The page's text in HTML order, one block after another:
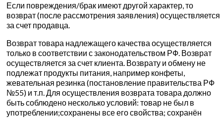
Если повреждения/брак имеют другой характер, то
возврат (после рассмотрения заявления) осуществляется
за счет продавца.
Возврат товара надлежащего качества осуществляется
только в соответствии с законодательством РФ. Возврат
осуществляется за счет клиента. Возврату и обмену не
подлежат продукты питания, например конфеты,
жевательная резинка (постановление правительства РФ
№55) и т.п. Для осуществления возврата товара должно
быть соблюдено несколько условий: товар не был в
употреблении;сохранены все его свойства; сохранён